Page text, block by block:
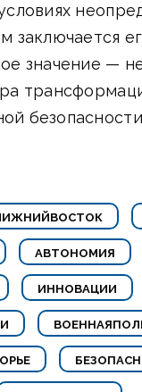
заключается
значение —
АВТОНОМИЯ
ИННОВАЦИИ